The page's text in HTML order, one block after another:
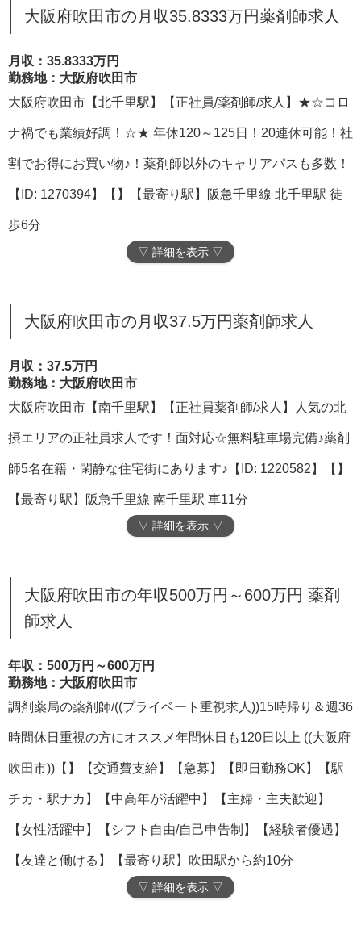
大阪府吹田市の月収35.8333万円薬剤師求人
月収：35.8333万円
勤務地：大阪府吹田市
大阪府吹田市【北千里駅】【正社員/薬剤師/求人】★☆コロ
ナ禍でも業績好調！☆★ 年休120～125日！20連休可能！社
割でお得にお買い物♪！薬剤師以外のキャリアパスも多数！
【ID: 1270394】【】【最寄り駅】阪急千里線 北千里駅 徒
歩6分
▽ 詳細を表示 ▽
大阪府吹田市の月収37.5万円薬剤師求人
月収：37.5万円
勤務地：大阪府吹田市
大阪府吹田市【南千里駅】【正社員薬剤師/求人】人気の北
摂エリアの正社員求人です！面対応☆無料駐車場完備♪薬剤
師5名在籍・閑静な住宅街にあります♪【ID: 1220582】【】
【最寄り駅】阪急千里線 南千里駅 車11分
▽ 詳細を表示 ▽
大阪府吹田市の年収500万円～600万円 薬剤
師求人
年収：500万円～600万円
勤務地：大阪府吹田市
調剤薬局の薬剤師/((プライベート重視求人))15時帰り＆週36
時間休日重視の方にオススメ年間休日も120日以上 ((大阪府
吹田市))【】【交通費支給】【急募】【即日勤務OK】【駅
チカ・駅ナカ】【中高年が活躍中】【主婦・主夫歓迎】
【女性活躍中】【シフト自由/自己申告制】【経験者優遇】
【友達と働ける】【最寄り駅】吹田駅から約10分
▽ 詳細を表示 ▽